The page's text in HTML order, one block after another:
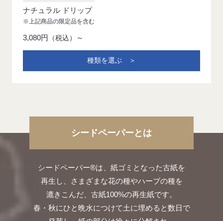
ナチュラル ドリップ
※上記商品の限定品を含む
3,080円 （税込） ～
種類を選ぶ ＞
シードペーパーとは
シードペーパー®は、紙ゴミとなった古紙を
再生し、
さまざまな花の種やハーブの種を
漉きこんだ、古紙100%の再生紙です。
春・秋にひと晩水につけて土に埋めると数日で